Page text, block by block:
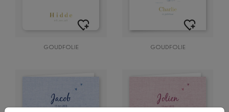
GOUDFOLIE GOUDFOLIE